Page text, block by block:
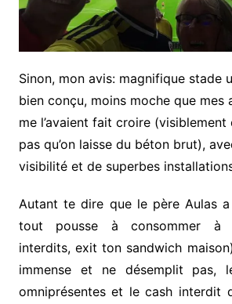
Sinon, mon avis: magnifique stade
bien conçu, moins moche que mes
me l’avaient fait croire (visiblement
pas qu’on laisse du béton brut),
visibilité et de superbes
Autant te dire que le père Aulas
tout pousse à consommer à
interdits, exit ton sandwich
immense et ne désemplit pas,
omniprésentes et le cash interdit